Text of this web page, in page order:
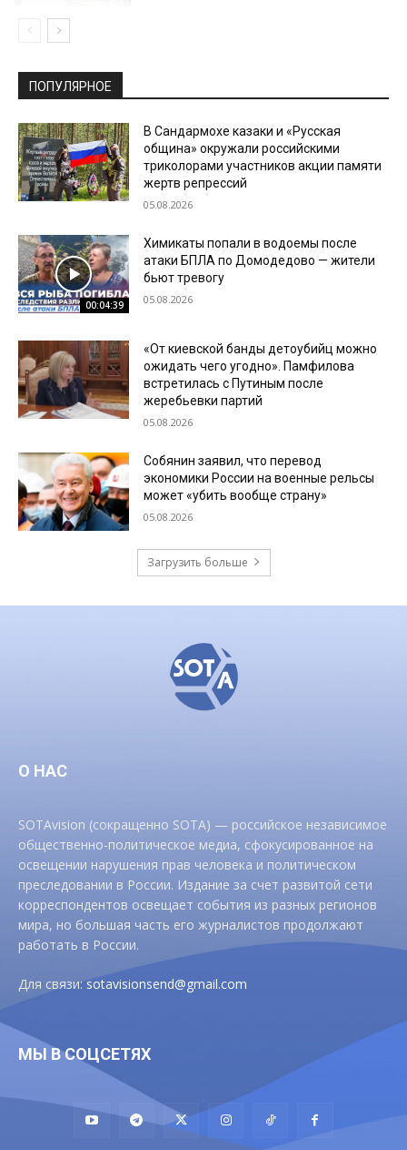
ПОПУЛЯРНОЕ
В Сандармохе казаки и «Русская
община» окружали российскими
триколорами участников акции памяти
жертв репрессий
05.08.2026
00:04:39
Химикаты попали в водоемы после
атаки БПЛА по Домодедово — жители
бьют тревогу
05.08.2026
«От киевской банды детоубийц можно
ожидать чего угодно». Памфилова
встретилась с Путиным после
жеребьевки партий
05.08.2026
Собянин заявил, что перевод
экономики России на военные рельсы
может «убить вообще страну»
05.08.2026
Загрузить больше
О НАС
SOTAvision (сокращенно SOTA) — российское независимое
общественно-политическое медиа, сфокусированное на
освещении нарушения прав человека и политическом
преследовании в России. Издание за счет развитой сети
корреспондентов освещает события из разных регионов
мира, но большая часть его журналистов продолжают
работать в России.
Для связи:sotavisionsend@gmail.com
МЫ В СОЦСЕТЯХ